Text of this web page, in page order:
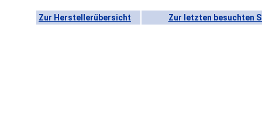
Zur Herstellerübersicht Zur letzten besuchten